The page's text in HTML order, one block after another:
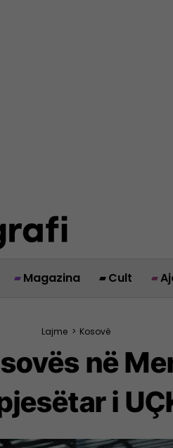
Magazina Cult
Lajme > Kosovë
në
i